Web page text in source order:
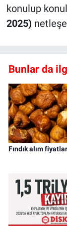
konulup
2025)
Bunlar da
Fındık alım